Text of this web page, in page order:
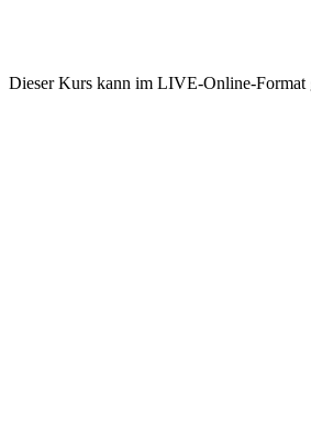
Dieser Kurs kann im LIVE-Online-Format